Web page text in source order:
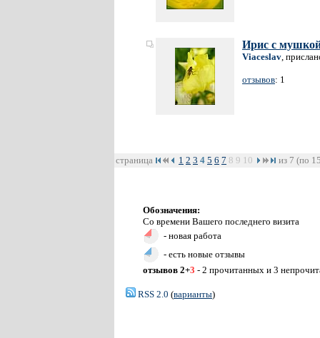
Ирис с
Viaceslav,
отзывов: 1
страница 1 2 3 4 5 6 7 8 9 10 из 7 (по
Обозначения:
Со времени Вашего последнего визита
- новая работа
- есть новые отзывы
отзывов 2+3 - 2 прочитанных и 3
RSS 2.0 (варианты)